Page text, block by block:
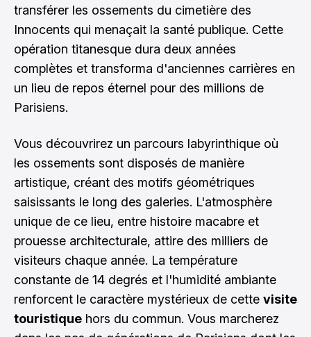
transférer les ossements du cimetière des
Innocents qui menaçait la santé publique. Cette
opération titanesque dura deux années
complètes et transforma d'anciennes carrières en
un lieu de repos éternel pour des millions de
Parisiens.
Vous découvrirez un parcours labyrinthique où
les ossements sont disposés de manière
artistique, créant des motifs géométriques
saisissants le long des galeries. L'atmosphère
unique de ce lieu, entre histoire macabre et
prouesse architecturale, attire des milliers de
visiteurs chaque année. La température
constante de 14 degrés et l'humidité ambiante
renforcent le caractère mystérieux de cette visite
touristique hors du commun. Vous marcherez